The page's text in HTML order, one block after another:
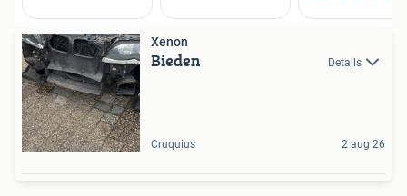
Xenon
Bieden Details
Cruquius 2 aug 26